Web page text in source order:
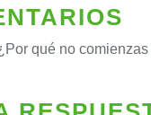
qué no